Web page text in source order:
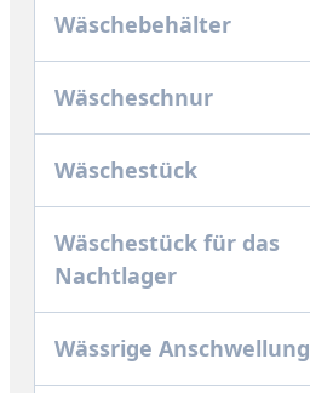
Wäschebehälter
Wäscheschnur
Wäschestück
Wäschestück für das
Nachtlager
Wässrige Anschwellung